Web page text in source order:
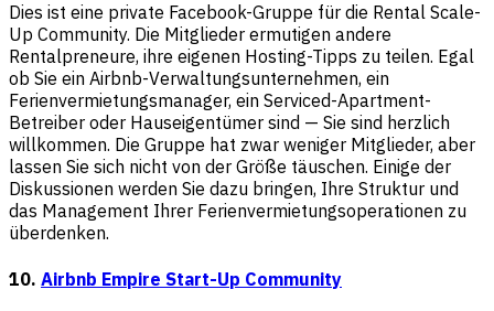
Dies ist eine private Facebook-Gruppe für die Rental Scale-
Up Community. Die Mitglieder ermutigen andere
Rentalpreneure, ihre eigenen Hosting-Tipps zu teilen. Egal
ob Sie ein Airbnb-Verwaltungsunternehmen, ein
Ferienvermietungsmanager, ein Serviced-Apartment-
Betreiber oder Hauseigentümer sind — Sie sind herzlich
willkommen. Die Gruppe hat zwar weniger Mitglieder, aber
lassen Sie sich nicht von der Größe täuschen. Einige der
Diskussionen werden Sie dazu bringen, Ihre Struktur und
das Management Ihrer Ferienvermietungsoperationen zu
überdenken.
10. Airbnb Empire Start-Up Community